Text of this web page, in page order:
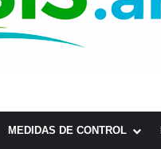
MEDIDAS DE CONTROL